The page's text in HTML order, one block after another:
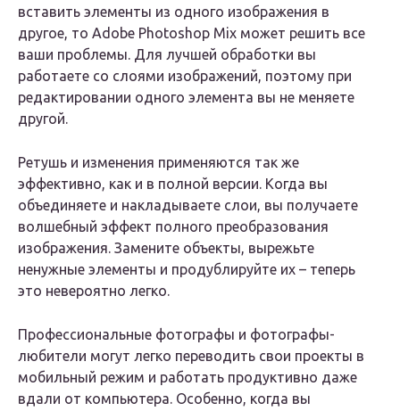
вставить элементы из одного изображения в
другое, то Adobe Photoshop Mix может решить все
ваши проблемы. Для лучшей обработки вы
работаете со слоями изображений, поэтому при
редактировании одного элемента вы не меняете
другой.
Ретушь и изменения применяются так же
эффективно, как и в полной версии. Когда вы
объединяете и накладываете слои, вы получаете
волшебный эффект полного преобразования
изображения. Замените объекты, вырежьте
ненужные элементы и продублируйте их – теперь
это невероятно легко.
Профессиональные фотографы и фотографы-
любители могут легко переводить свои проекты в
мобильный режим и работать продуктивно даже
вдали от компьютера. Особенно, когда вы